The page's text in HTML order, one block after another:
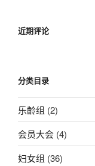
近期评论
分类目录
乐齡组 (2)
会员大会 (4)
妇女组 (36)